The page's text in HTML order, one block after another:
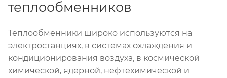
теплообменников
Теплообменники широко используются на
электростанциях, в системах охлаждения и
кондиционирования воздуха, в космической
химической, ядерной, нефтехимической и